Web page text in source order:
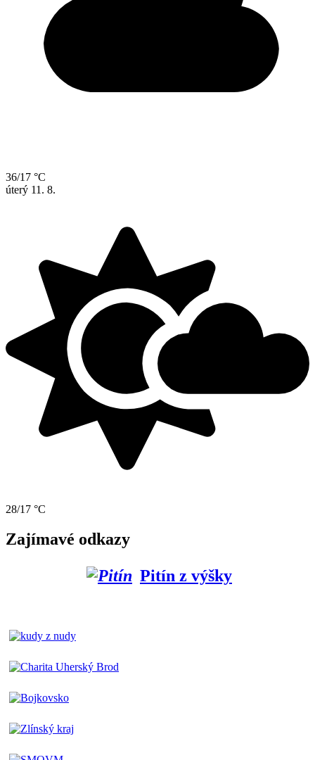
36/17 °C
úterý 11. 8.
28/17 °C
Zajímavé odkazy
Pitín z výšky